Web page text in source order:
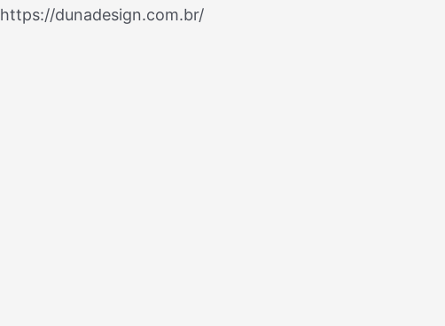
https://dunadesign.com.br/Ir